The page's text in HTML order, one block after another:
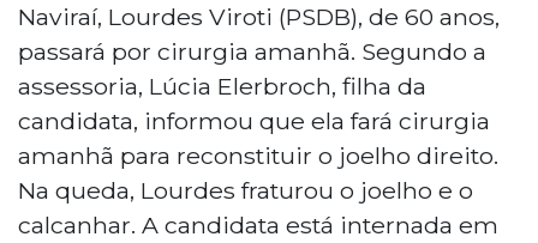
Naviraí, Lourdes Viroti (PSDB), de 60 anos,
passará por cirurgia amanhã. Segundo a
assessoria, Lúcia Elerbroch, filha da
candidata, informou que ela fará cirurgia
amanhã para reconstituir o joelho direito.
Na queda, Lourdes fraturou o joelho e o
calcanhar. A candidata está internada em